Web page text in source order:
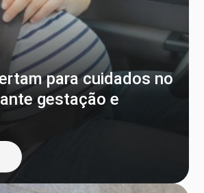
para cuidados no
gestação e